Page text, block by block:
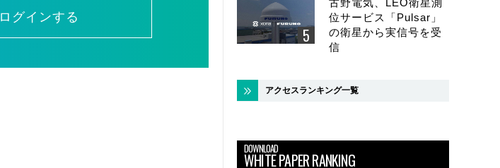
ログインする
古野電気、LEO衛星測
位サービス「Pulsar」
の衛星から実信号を受
信
アクセスランキング一覧
DOWNLOAD
WHITE PAPER RANKING